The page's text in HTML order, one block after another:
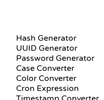
Hash Generator
UUID Generator
Password Generator
Case Converter
Color Converter
Cron Expression